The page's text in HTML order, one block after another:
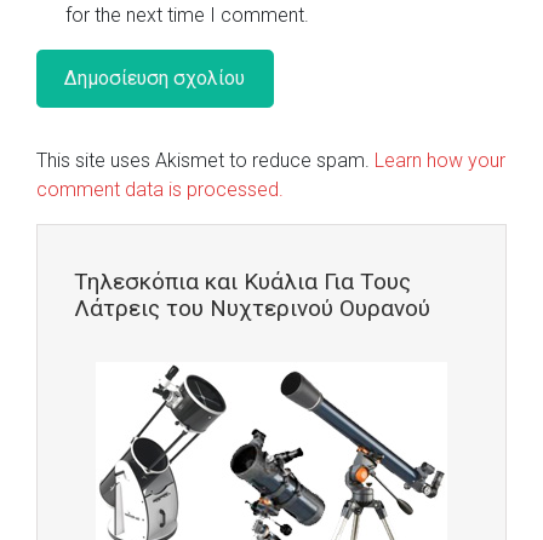
for the next time I comment.
This site uses Akismet to reduce spam. Learn how your
comment data is processed.
Τηλεσκόπια και Κυάλια Για Τους
Λάτρεις του Νυχτερινού Ουρανού